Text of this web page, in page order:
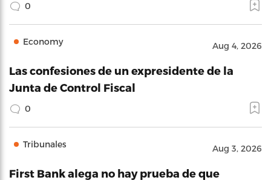
0
Economy Aug 4, 2026
Las confesiones de un expresidente de la
Junta de Control Fiscal
0
Tribunales Aug 3, 2026
First Bank alega no hay prueba de que